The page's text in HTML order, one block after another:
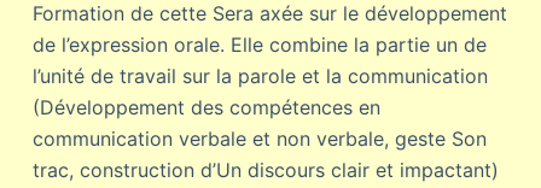
Formation de cette Sera axée sur le développement
de l’expression orale. Elle combine la partie un de
l’unité de travail sur la parole et la communication
(Développement des compétences en
communication verbale et non verbale, geste Son
trac, construction d’Un discours clair et impactant)